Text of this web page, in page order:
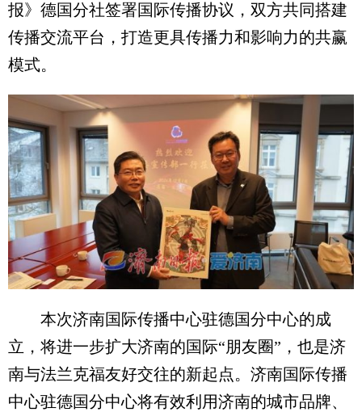
报》德国分社签署国际传播协议，双方共同搭建
传播交流平台，打造更具传播力和影响力的共赢
模式。
本次济南国际传播中心驻德国分中心的成
立，将进一步扩大济南的国际“朋友圈”，也是济
南与法兰克福友好交往的新起点。济南国际传播
中心驻德国分中心将有效利用济南的城市品牌、